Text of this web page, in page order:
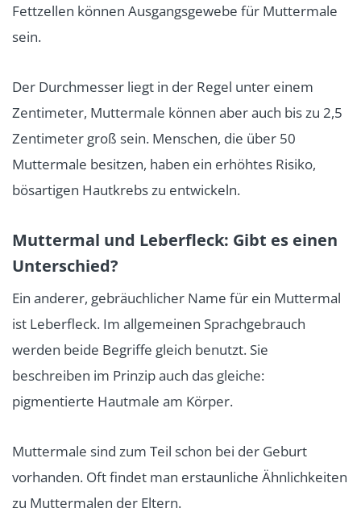
Fettzellen können Ausgangsgewebe für Muttermale
sein.
Der Durchmesser liegt in der Regel unter einem
Zentimeter, Muttermale können aber auch bis zu 2,5
Zentimeter groß sein. Menschen, die über 50
Muttermale besitzen, haben ein erhöhtes Risiko,
bösartigen Hautkrebs zu entwickeln.
Muttermal und Leberfleck: Gibt es einen
Unterschied?
Ein anderer, gebräuchlicher Name für ein Muttermal
ist Leberfleck. Im allgemeinen Sprachgebrauch
werden beide Begriffe gleich benutzt. Sie
beschreiben im Prinzip auch das gleiche:
pigmentierte Hautmale am Körper.
Muttermale sind zum Teil schon bei der Geburt
vorhanden. Oft findet man erstaunliche Ähnlichkeiten
zu Muttermalen der Eltern.